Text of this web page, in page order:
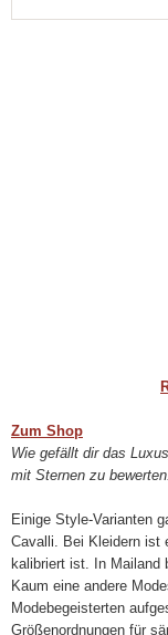
Zum Shop
Wie gefällt dir das
mit Sternen zu bewerten.
Einige Style-Varianten
Cavalli. Bei Kleidern ist
kalibriert ist. In Mailand
Kaum eine andere
Modebegeisterten
Größenordnungen für